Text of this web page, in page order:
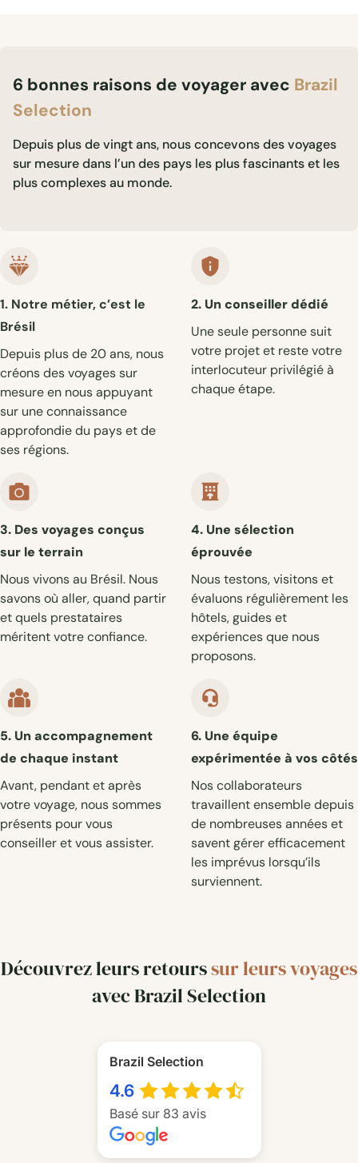
6 bonnes raisons de voyager avec Brazil
Selection
Depuis plus de vingt ans, nous concevons des voyages
sur mesure dans l’un des pays les plus fascinants et les
plus complexes au monde.
1. Notre métier, c’est le
Brésil
Depuis plus de 20 ans, nous
créons des voyages sur
mesure en nous appuyant
sur une connaissance
approfondie du pays et de
ses régions.
2. Un conseiller dédié
Une seule personne suit
votre projet et reste votre
interlocuteur privilégié à
chaque étape.
3. Des voyages conçus
sur le terrain
Nous vivons au Brésil. Nous
savons où aller, quand partir
et quels prestataires
méritent votre confiance.
4. Une sélection
éprouvée
Nous testons, visitons et
évaluons régulièrement les
hôtels, guides et
expériences que nous
proposons.
5. Un accompagnement
de chaque instant
Avant, pendant et après
votre voyage, nous sommes
présents pour vous
conseiller et vous assister.
6. Une équipe
expérimentée à vos côtés
Nos collaborateurs
travaillent ensemble depuis
de nombreuses années et
savent gérer efficacement
les imprévus lorsqu’ils
surviennent.
Découvrez leurs retourssur leurs voyages
avec Brazil Selection
Brazil Selection
4.6
Basé sur 83 avis